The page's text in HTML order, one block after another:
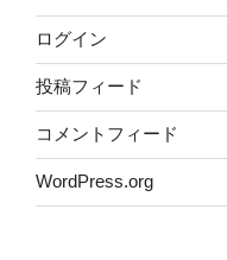
ログイン
投稿フィード
コメントフィード
WordPress.org